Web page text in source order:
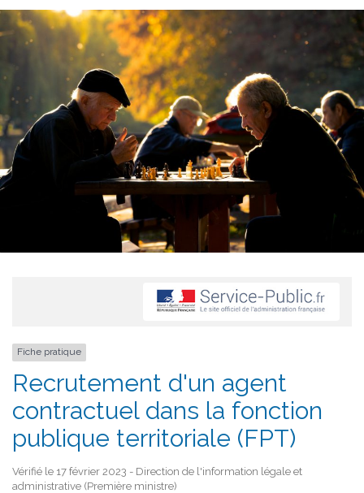
Fiche pratique
Recrutement d'un agent
contractuel dans la fonction
publique territoriale (FPT)
Vérifié le 17 février 2023 - Direction de l'information légale et
administrative (Première ministre)